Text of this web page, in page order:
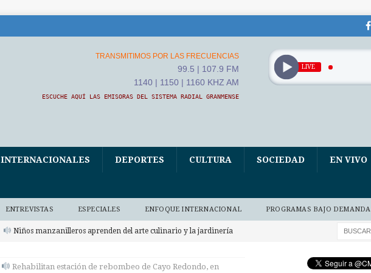
TRANSMITIMOS POR LAS FRECUENCIAS
99.5 | 107.9 FM
1140 | 1150 | 1160 KHZ AM
ESCUCHE AQUÍ LAS EMISORAS DEL SISTEMA RADIAL GRANMENSE
LIVE
INTERNACIONALES DEPORTES CULTURA SOCIEDAD EN VIVO
ENTREVISTAS ESPECIALES ENFOQUE INTERNACIONAL PROGRAMAS BAJO DEMANDA
Niños manzanilleros aprenden del arte culinario y la jardinería
Rehabilitan estación de rebombeo de Cayo Redondo, en